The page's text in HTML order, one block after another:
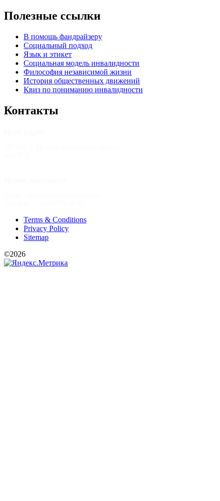
Полезные ссылки
В помощь фандрайзеру
Социальный подход
Язык и этикет
Социальная модель инвалидности
Философия независимой жизни
История общественных движений
Квиз по пониманию инвалидности
Контакты
Terms & Conditions
Privacy Policy
Sitemap
©2026